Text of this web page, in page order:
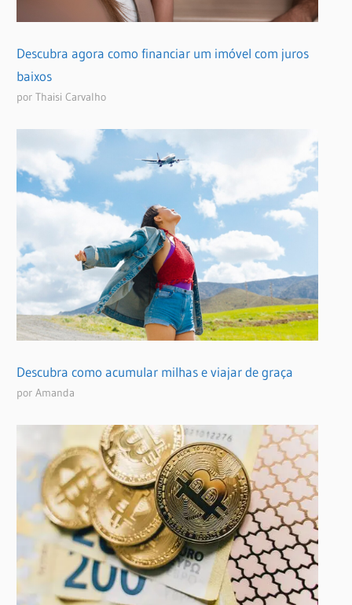
Descubra agora como financiar um imóvel com juros
baixos
por Thaisi Carvalho
Descubra como acumular milhas e viajar de graça
por Amanda